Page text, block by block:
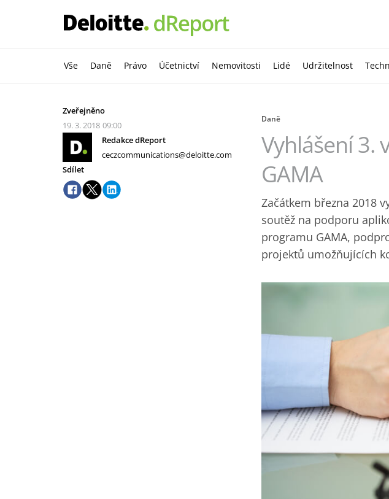
Vše Daně Právo Účetnictví Nemovitosti Lidé Udržitelnost
Zveřejněno
19. 3. 2018 09:00
Redakce dReport
ceczcommunications@deloitte.com
Sdílet
Daně
Vyhlášení 3.
GAMA
Začátkem března 2018
soutěž na podporu
programu GAMA,
projektů umožňujících